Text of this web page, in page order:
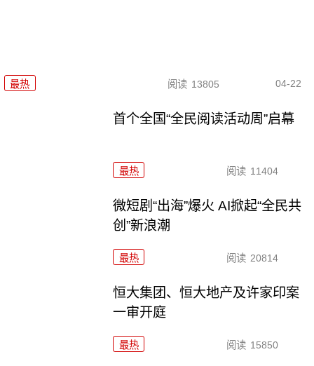
最热 阅读 13805 04-22
首个全国“全民阅读活动周”启幕
最热 阅读 11404
微短剧“出海”爆火 AI掀起“全民共
创”新浪潮
最热 阅读 20814
恒大集团、恒大地产及许家印案
一审开庭
最热 阅读 15850